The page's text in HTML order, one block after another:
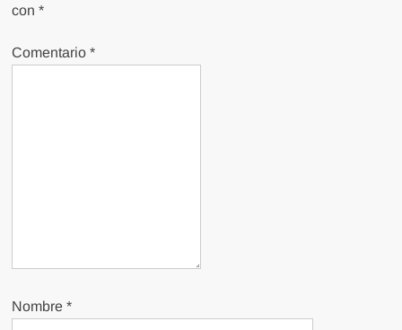
con*
Comentario*
Nombre*